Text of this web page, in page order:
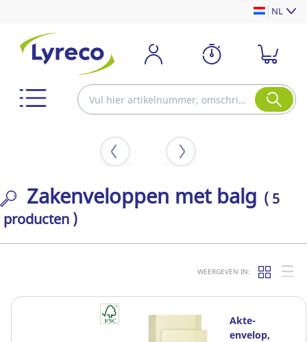
NL
Zakenveloppen met balg ( 5
producten )
WEERGEVEN IN:
Akte-
envelop,